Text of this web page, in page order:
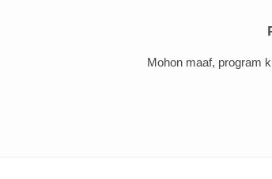
Mohon maaf, program